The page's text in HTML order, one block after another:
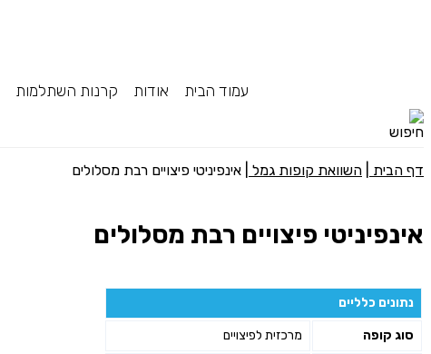
עמוד הבית אודות קרנות השתלמות
דף הבית השוואת קופות גמל אינפיניטי פיצויים רבת מסלולים
אינפיניטי פיצויים רבת מסלולים
נתונים כלליים
סוג קופה מרכזית לפיצויים